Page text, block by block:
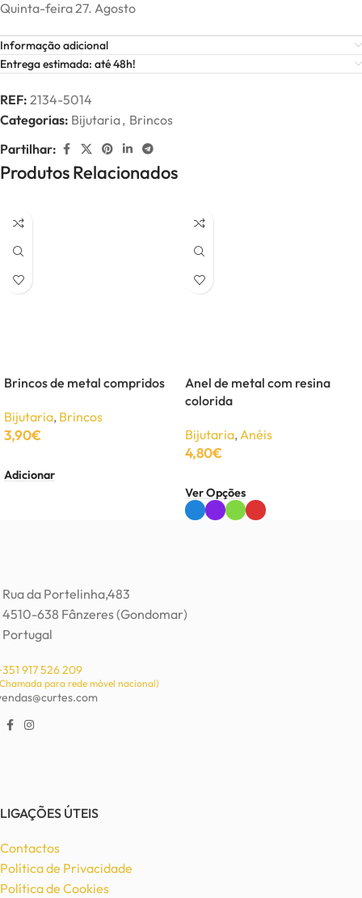
Quinta-feira 27. Agosto
Informação adicional
Entrega estimada: até 48h!
REF: 2134-5014
Categorias: Bijutaria, Brincos
Partilhar:
Produtos Relacionados
Brincos de metal compridos
Bijutaria, Brincos
3,90€
Adicionar
Anel de metal com resina
colorida
Bijutaria,Anéis
4,80€
Ver Opções
Rua da Portelinha,483
4510-638 Fânzeres (Gondomar)
Portugal
917 526 209
para rede móvel nacional)
LIGAÇÕES ÚTEIS
Contactos
Política de Privacidade
Política de Cookies